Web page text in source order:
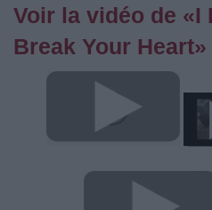
Voir la vidéo de «I
Break Your Heart»